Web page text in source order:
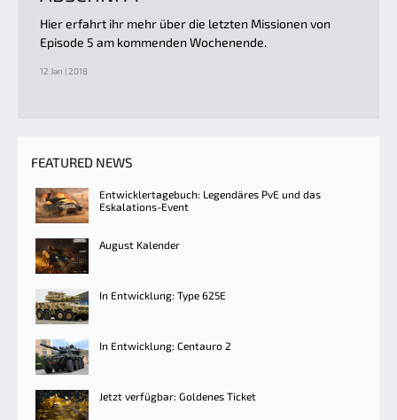
Hier erfahrt ihr mehr über die letzten Missionen von
Episode 5 am kommenden Wochenende.
12 Jan | 2018
FEATURED NEWS
Entwicklertagebuch: Legendäres PvE und das
Eskalations-Event
August Kalender
In Entwicklung: Type 625E
In Entwicklung: Centauro 2
Jetzt verfügbar: Goldenes Ticket